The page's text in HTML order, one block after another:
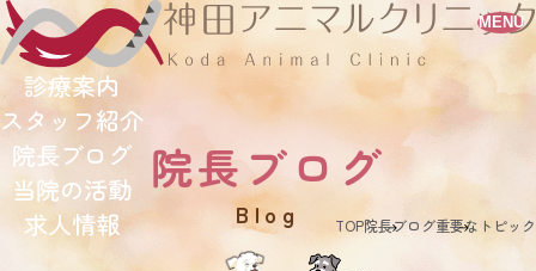
MENU
診療案内
スタッフ紹介
院長ブログ
当院の活動
求人情報
TOP院長ブログ重要なトピック
院長ブログ
blog